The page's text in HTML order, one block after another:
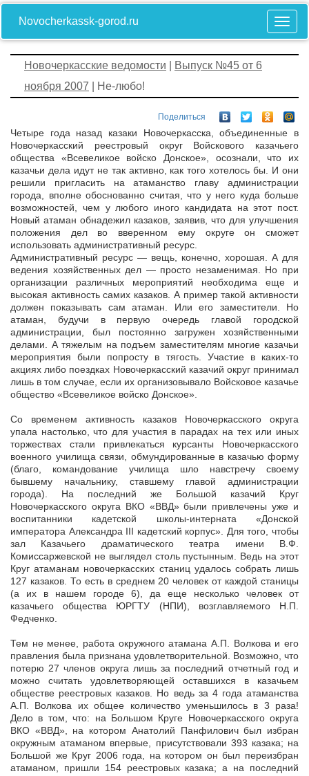
Novocherkassk-gorod.ru
Новочеркасские ведомости
Выпуск №45 от 6
ноября 2007 | Не-любо!
Поделиться
Четыре года назад казаки Новочеркасска, объединенные в
Новочеркасский реестровый округ Войскового казачьего
общества «Всевеликое войско Донское», осознали, что их
казачьи дела идут не так активно, как того хотелось бы. И они
решили пригласить на атаманство главу администрации
города, вполне обоснованно считая, что у него куда больше
возможностей, чем у любого иного кандидата на этот пост.
Новый атаман обнадежил казаков, заявив, что для улучшения
положения дел во вверенном ему округе он сможет
использовать административный ресурс.
Административный ресурс — вещь, конечно, хорошая. А для
ведения хозяйственных дел — просто незаменимая. Но при
организации различных мероприятий необходима еще и
высокая активность самих казаков. А пример такой активности
должен показывать сам атаман. Или его заместители. Но
атаман, будучи в первую очередь главой городской
администрации, был постоянно загружен хозяйственными
делами. А тяжелым на подъем заместителям многие казачьи
мероприятия были попросту в тягость. Участие в каких-то
акциях либо поездках Новочеркасский казачий округ принимал
лишь в том случае, если их организовывало Войсковое казачье
общество «Всевеликое войско Донское».
Со временем активность казаков Новочеркасского округа
упала настолько, что для участия в парадах на тех или иных
торжествах стали привлекаться курсанты Новочеркасского
военного училища связи, обмундированные в казачью форму
(благо, командование училища шло навстречу своему
бывшему начальнику, ставшему главой администрации
города). На последний же Большой казачий Круг
Новочеркасского округа ВКО «ВВД» были привлечены уже и
воспитанники кадетской школы-интерната «Донской
императора Александра III кадетский корпус». Для того, чтобы
зал Казачьего драматического театра имени В.Ф.
Комиссаржевской не выглядел столь пустынным. Ведь на этот
Круг атаманам новочеркасских станиц удалось собрать лишь
127 казаков. То есть в среднем 20 человек от каждой станицы
(а их в нашем городе 6), да еще несколько человек от
казачьего общества ЮРГТУ (НПИ), возглавляемого Н.П.
Федченко.
Тем не менее, работа окружного атамана А.П. Волкова и его
правления была признана удовлетворительной. Возможно, что
потерю 27 членов округа лишь за последний отчетный год и
можно считать удовлетворяющей оставшихся в казачьем
обществе реестровых казаков. Но ведь за 4 года атаманства
А.П. Волкова их общее количество уменьшилось в 3 раза!
Дело в том, что: на Большом Круге Новочеркасского округа
ВКО «ВВД», на котором Анатолий Панфилович был избран
окружным атаманом впервые, присутствовали 393 казака; на
Большой же Круг 2006 года, на котором он был переизбран
атаманом, пришли 154 реестровых казака; а на последний